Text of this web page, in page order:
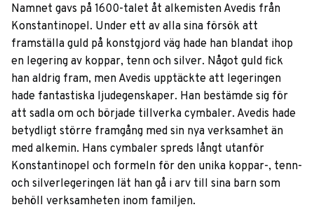
Namnet gavs på 1600-talet åt alkemisten Avedis från
Konstantinopel. Under ett av alla sina försök att
framställa guld på konstgjord väg hade han blandat ihop
en legering av koppar, tenn och silver. Något guld fick
han aldrig fram, men Avedis upptäckte att legeringen
hade fantastiska ljudegenskaper. Han bestämde sig för
att sadla om och började tillverka cymbaler. Avedis hade
betydligt större framgång med sin nya verksamhet än
med alkemin. Hans cymbaler spreds långt utanför
Konstantinopel och formeln för den unika koppar-, tenn-
och silverlegeringen lät han gå i arv till sina barn som
behöll verksamheten inom familjen.